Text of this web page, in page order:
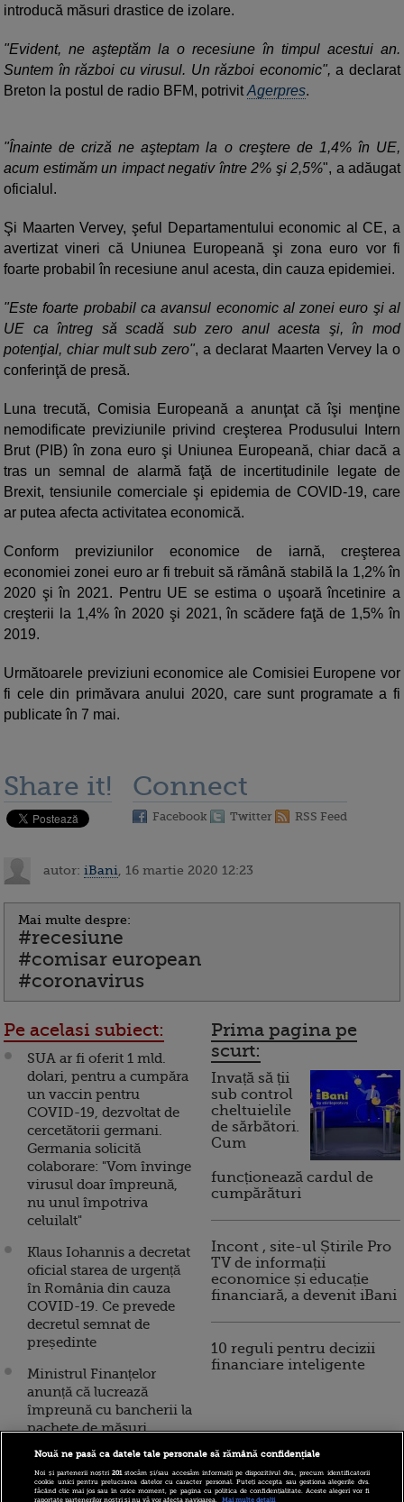
introducă măsuri drastice de izolare.
"Evident, ne aşteptăm la o recesiune în timpul acestui an.
Suntem în război cu virusul. Un război economic", a declarat
Breton la postul de radio BFM, potrivitAgerpres.
"Înainte de criză ne aşteptam la o creştere de 1,4% în UE,
acum estimăm un impact negativ între 2% şi 2,5%", a adăugat
oficialul.
Şi Maarten Vervey, şeful Departamentului economic al CE, a
avertizat vineri că Uniunea Europeană şi zona euro vor fi
foarte probabil în recesiune anul acesta, din cauza epidemiei.
"Este foarte probabil ca avansul economic al zonei euro şi al
UE ca întreg să scadă sub zero anul acesta şi, în mod
potenţial, chiar mult sub zero", a declarat Maarten Vervey la o
conferinţă de presă.
Luna trecută, Comisia Europeană a anunţat că îşi menţine
nemodificate previziunile privind creşterea Produsului Intern
Brut (PIB) în zona euro şi Uniunea Europeană, chiar dacă a
tras un semnal de alarmă faţă de incertitudinile legate de
Brexit, tensiunile comerciale şi epidemia de COVID-19, care
ar putea afecta activitatea economică.
Conform previziunilor economice de iarnă, creşterea
economiei zonei euro ar fi trebuit să rămână stabilă la 1,2% în
2020 şi în 2021. Pentru UE se estima o uşoară încetinire a
creşterii la 1,4% în 2020 şi 2021, în scădere faţă de 1,5% în
2019.
Următoarele previziuni economice ale Comisiei Europene vor
fi cele din primăvara anului 2020, care sunt programate a fi
publicate în 7 mai.
Share it! Connect
Facebook Twitter RSS Feed
autor: iBani , 16 martie 2020 12:23
Mai multe despre:
#recesiune
#comisar european
#coronavirus
Pe acelasi subiect:
SUA ar fi oferit 1 mld.
dolari, pentru a cumpăra
un vaccin pentru
COVID-19, dezvoltat de
cercetătorii germani.
Germania solicită
colaborare: "Vom învinge
virusul doar împreună,
nu unul împotriva
celuilalt"
Klaus Iohannis a decretat
oficial starea de urgență
în România din cauza
COVID-19. Ce prevede
decretul semnat de
președinte
Ministrul Finanțelor
anunță că lucrează
împreună cu bancherii la
pachete de măsuri
pentru atenuarea
COVID-19. Ce ajutor
Prima pagina pe
scurt:
Invață să ții
sub control
cheltuielile
de sărbători.
Cum
funcționează cardul de
cumpărături
Incont , site-ul Știrile Pro
TV de informații
economice și educație
financiară, a devenit iBani
10 reguli pentru decizii
financiare inteligente
Nouă ne pasă ca datele tale personale să rămână confidențiale
Noi și partenerii noștri201stocăm și/sau accesăm informații pe dispozitivul dvs., precum identificatorii
cookie unici pentru prelucrarea datelor cu caracter personal. Puteți accepta sau gestiona alegerile dvs.
făcând clic mai jos sau în orice moment, pe pagina cu politica de confidențialitate. Aceste alegeri vor fi
raportate partenerilor noștri și nu vă vor afecta navigarea.
Mai multe detalii